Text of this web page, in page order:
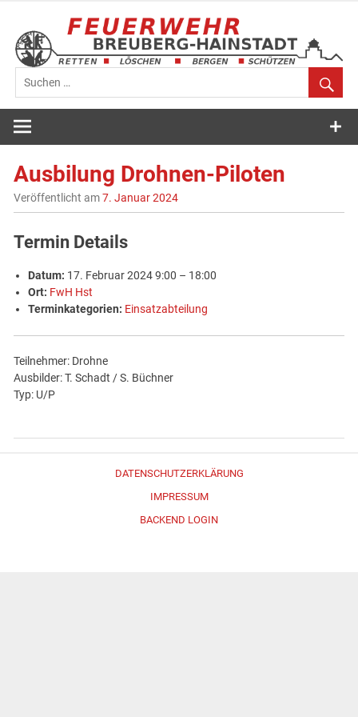
springen
Feuerwehr
Breuberg-
Hainstadt
Ausbilung Drohnen-Piloten
Veröffentlicht am7. Januar 2024
Termin Details
Datum: 17. Februar 2024 9:00 – 18:00
Ort: FwH Hst
Terminkategorien: Einsatzabteilung
Teilnehmer: Drohne
Ausbilder: T. Schadt / S. Büchner
Typ: U/P
DATENSCHUTZERKLÄRUNG
IMPRESSUM
BACKEND LOGIN